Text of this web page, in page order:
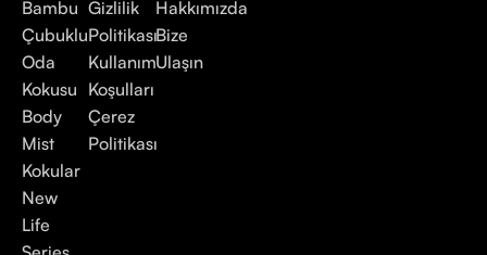
Bambu
Çubuklu
Oda
Kokusu
Body
Mist
Kokular
New
Life
Gizlilik
Politikası
Kullanım
Koşulları
Çerez
Politikası
Hakkımızda
Bize
Ulaşın